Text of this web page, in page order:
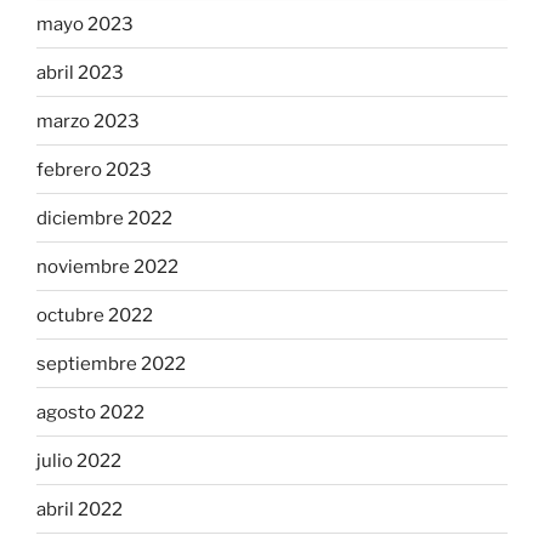
mayo 2023
abril 2023
marzo 2023
febrero 2023
diciembre 2022
noviembre 2022
octubre 2022
septiembre 2022
agosto 2022
julio 2022
abril 2022